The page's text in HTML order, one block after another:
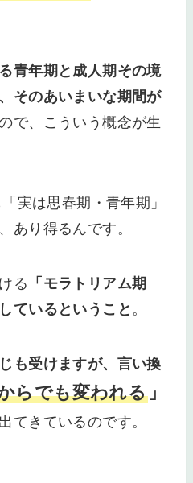
青年期と成人期その境
そのあいまいな期間が
で、こういう概念が生
実は思春期・青年期」
あり得るんです。
る 「モラトリアム期
ているということ 。
も受けますが、言い換
らでも変われる 」
てきているのです。